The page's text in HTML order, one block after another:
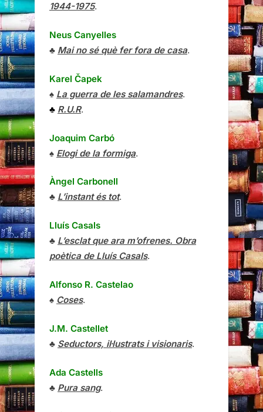
1944-1975.
Neus Canyelles
♣ Mai no sé què fer fora de casa.
Karel Čapek
♠ La guerra de les salamandres.
♣ R.U.R.
Joaquim Carbó
♠ Elogi de la formiga.
Àngel Carbonell
♣ L’instant és tot.
Lluís Casals
♣ L’esclat que ara m’ofrenes. Obra
poètica de Lluís Casals.
Alfonso R. Castelao
♠ Coses.
J.M. Castellet
♣ Seductors, il·lustrats i visionaris.
Ada Castells
♣ Pura sang.